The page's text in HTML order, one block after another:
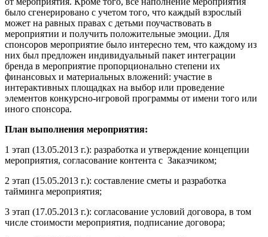
было сгенерировано с учетом того, что каждый взрослый
может на равных правах с детьми поучаствовать в
мероприятии и получить положительные эмоции. Для
спонсоров мероприятие было интересно тем, что каждому из
них был предложен индивидуальный пакет интеграции
бренда в мероприятие пропорционально степени их
финансовых и материальных вложений: участие в
интерактивных площадках на выбор или проведение
элементов конкурсно-игровой программы от имени того или
иного спонсора.
План выполнения мероприятия:
1 этап (13.05.2013 г.): разработка и утверждение концепции
мероприятия, согласование контента с Заказчиком;
2 этап (15.05.2013 г.): составление сметы и разработка
тайминга мероприятия;
3 этап (17.05.2013 г.): согласование условий договора, в том
числе стоимости мероприятия, подписание договора;